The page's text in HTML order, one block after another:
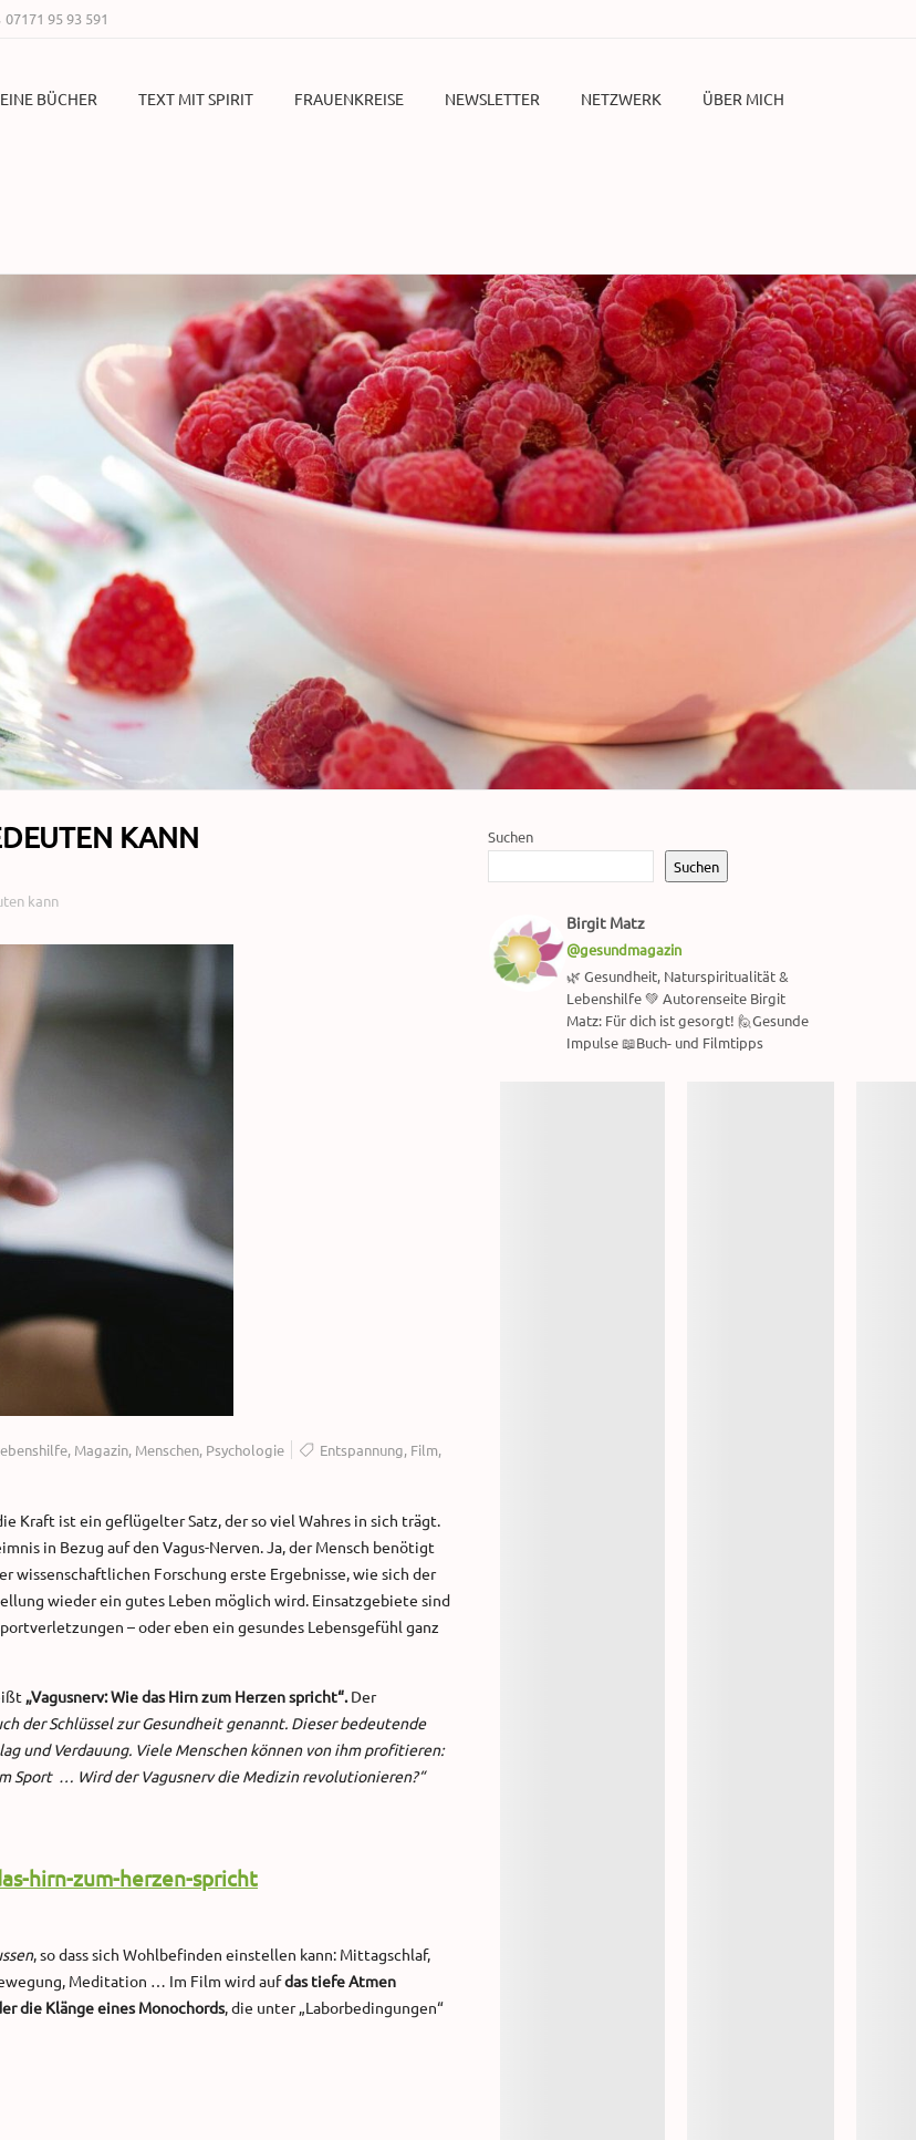
07171 95 93 591
BÜCHER TEXT MIT SPIRIT FRAUENKREISE NEWSLETTER NETZWERK ÜBER MICH
KANN
kann
, Magazin, Menschen, Psychologie Entspannung, Film,
Kraft ist ein geflügelter Satz, der so viel Wahres in sich trägt.
in Bezug auf den Vagus-Nerven. Ja, der Mensch benötigt
wissenschaftlichen Forschung erste Ergebnisse, wie sich der
wieder ein gutes Leben möglich wird. Einsatzgebiete sind
– oder eben ein gesundes Lebensgefühl ganz
„Vagusnerv: Wie das Hirn zum Herzen spricht“.Der
der Schlüssel zur Gesundheit genannt. Dieser bedeutende
und Verdauung. Viele Menschen können von ihm profitieren:
Sport … Wird der Vagusnerv die Medizin revolutionieren?“
hirn-zum-herzen-spricht
, so dass sich Wohlbefinden einstellen kann: Mittagschlaf,
Meditation … Im Film wird aufdas tiefe Atmen
die Klänge eines Monochords, die unter „Laborbedingungen“
Suchen
Suchen
Birgit Matz
@gesundmagazin
🌿 Gesundheit, Naturspiritualität &
Lebenshilfe 💚 Autorenseite Birgit
Matz: Für dich ist gesorgt! 🙋Gesunde
Impulse 📖Buch- und Filmtipps